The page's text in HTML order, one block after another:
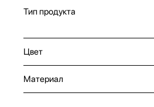
Тип продукта
Цвет
Материал